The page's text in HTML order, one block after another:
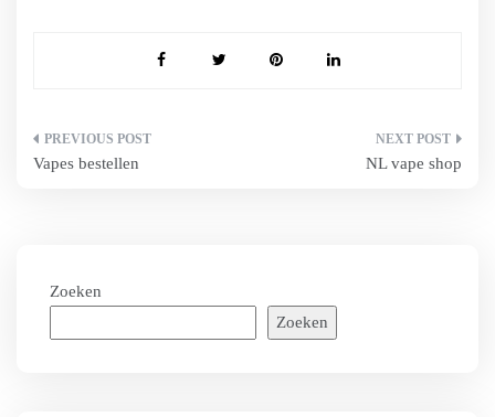
Bericht
Vapes bestellen NL vape shop
Zoeken
Zoeken